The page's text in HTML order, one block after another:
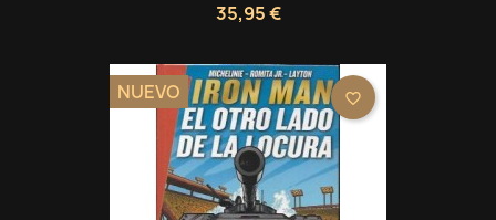
35,95 €
NUEVO favorite_border